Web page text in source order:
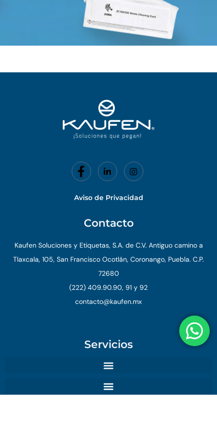
Aviso de Privacidad
Contacto
Kaufen Soluciones y Etiquetas, S.A. de C.V. Antiguo camino a
Tlaxcala, 105, San Francisco Ocotlán, Coronango, Puebla. C.P.
72680
(222) 409.90.90, 91 y 92
contacto@kaufen.mx
Servicios